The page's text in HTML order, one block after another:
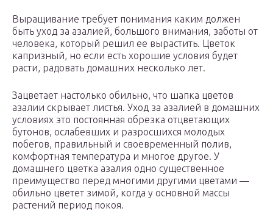
Выращивание требует понимания каким должен
быть уход за азалией, большого внимания, заботы от
человека, который решил ее вырастить. Цветок
капризный, но если есть хорошие условия будет
расти, радовать домашних несколько лет.
Зацветает настолько обильно, что шапка цветов
азалии скрывает листья. Уход за азалией в домашних
условиях это постоянная обрезка отцветающих
бутонов, ослабевших и разросшихся молодых
побегов, правильный и своевременный полив,
комфортная температура и многое другое. У
домашнего цветка азалия одно существенное
преимущество перед многими другими цветами —
обильно цветет зимой, когда у основной массы
растений период покоя.